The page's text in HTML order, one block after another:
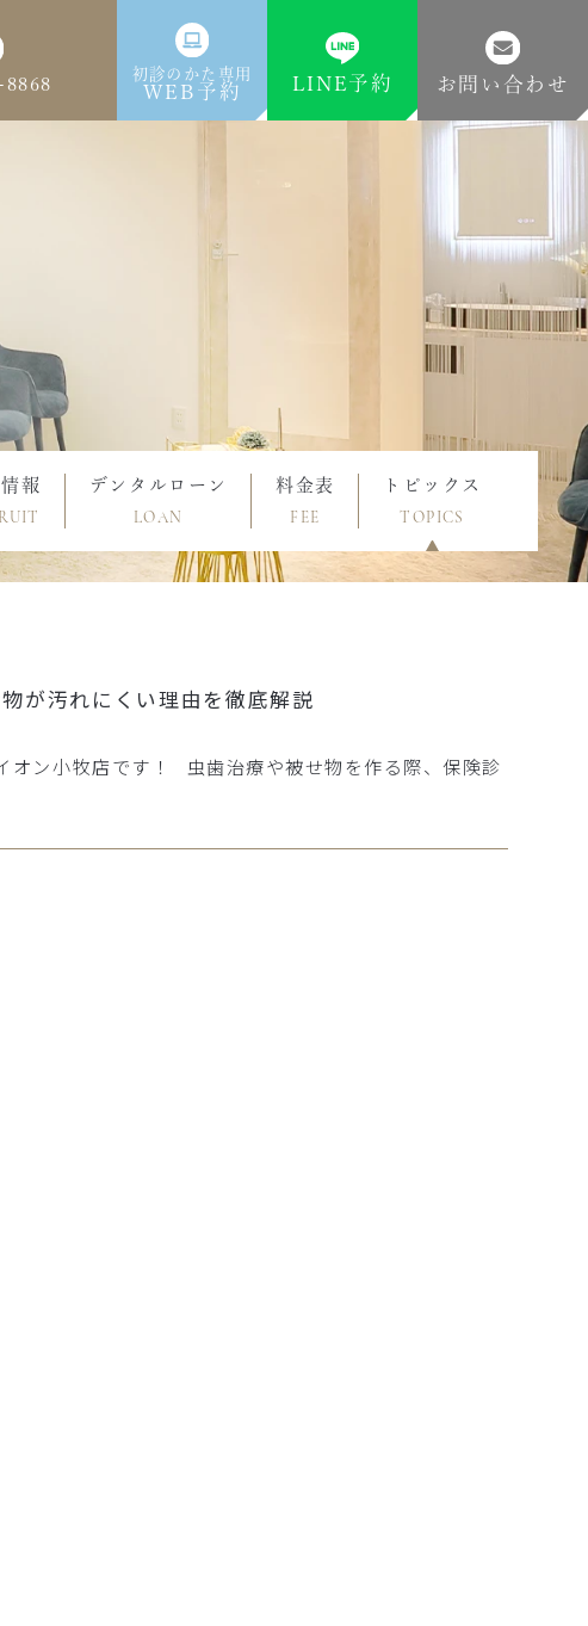
8868
初診のかた専用
WEB予約 LINE予約 お問い合わせ
報 デンタルローン
LOAN
料金表
FEE
トピックス
TOPICS
が汚れにくい理由を徹底解説
オン小牧店です！ 虫歯治療や被せ物を作る際、保険診